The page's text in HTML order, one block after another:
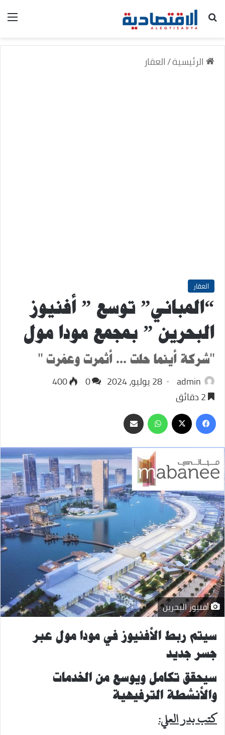
بحث عن
الرئيسية/العقار
العقار
“المباني” توسع ” أفنيوز
البحرين ” بمجمع مودا مول
"شركة أينما حلت ... أثمرت وعمّرت "
admin 28 يوليو، 2024 0
400
فيسبوك
‫X واتسابمشاركة
عبر
أفنيوز البحرين
سيتم ربط الأفنيوز في مودا مول عبر
جسر جديد
سيحقق تكامل ويوسع من الخدمات
والأنشطة الترفيهية
كتب بدر العلي: